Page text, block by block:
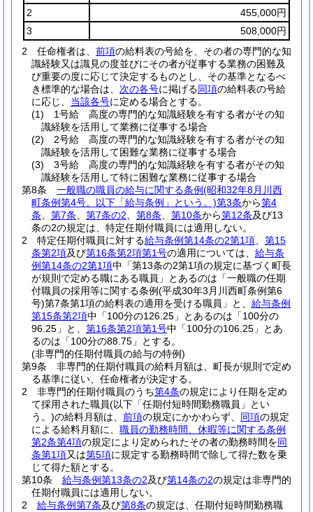
2
455,000円
3
508,000円
2
任命権者は、 前項の給料表の号給を、その者の専門的な知
識経験又は識見の度並びにその者が従事する業務の困難及
び重要の度に応じて決定するものとし、その基準となるべ
き標準的な場合は、 次の各号に掲げる同項の給料表の号給
に応じ、 当該各号に定める場合とする。
(1)
1号給 高度の専門的な知識経験を有する者がその知
識経験を活用して業務に従事する場合
(2)
2号給 高度の専門的な知識経験を有する者がその知
識経験を活用して困難な業務に従事する場合
(3)
3号給 高度の専門的な知識経験を有する者がその知
識経験を活用して特に困難な業務に従事する場合
第8条
一般職の職員の給与に関する条例(昭和32年8月川西
町条例第4号。以下「給与条例」という。)第3条から第4
条
第7条 第7条の2 第8条 第10条から第12条及び13
条の2の規定は、特定任期付職員には適用しない。
2
特定任期付職員に対する給与条例第14条の2第1項
第15
条第2項及び第16条第2項第1号の適用については、 給与条
例第14条の2第1項中「第13条の2第1項の規定に基づく町長
が規則で定める職にある職員」とあるのは「一般職の任期
付職員の採用等に関する条例(平成30年3月川西町条例第6
号)第7条第1項の給料表の適用を受ける職員」と、 給与条例
第15条第2項中「100分の126.25」とあるのは「100分の
96.25」と、 第16条第2項第1号中「100分の106.25」とあ
るのは「100分の88.75」とする。
(非専門的任期付職員の給与の特例)
第9条
非専門的任期付職員の給料月額は、町長が規則で定め
る基準に従い、任命権者が決定する。
2
非専門的任期付職員のうち第4条の規定により任期を定め
て採用された職員(以下「任期付短時間勤務職員」とい
う。)の給料月額は、 前項の規定にかかわらず、 同項の規定
による給料月額に、 職員の勤務時間、休暇等に関する条例
第2条第4項の規定により定められたその者の勤務時間を同
条第1項又は第5項に規定する勤務時間で除して得た数を乗
じて得た額とする。
第10条
給与条例第13条の2及び第14条の2の規定は非専門的
任期付職員には適用しない。
2
給与条例第7条及び第8条の規定は、任期付短時間勤務職